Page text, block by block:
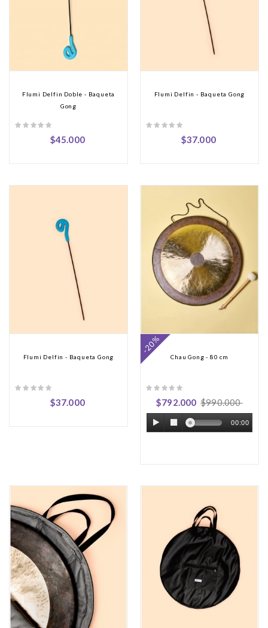
Flumi Delfin Doble - Baqueta
Gong
$45.000
Flumi Delfin - Baqueta Gong
$37.000
Flumi Delfin - Baqueta Gong
$37.000
Chau Gong - 80 cm
$792.000 $990.000
00:00
-20%